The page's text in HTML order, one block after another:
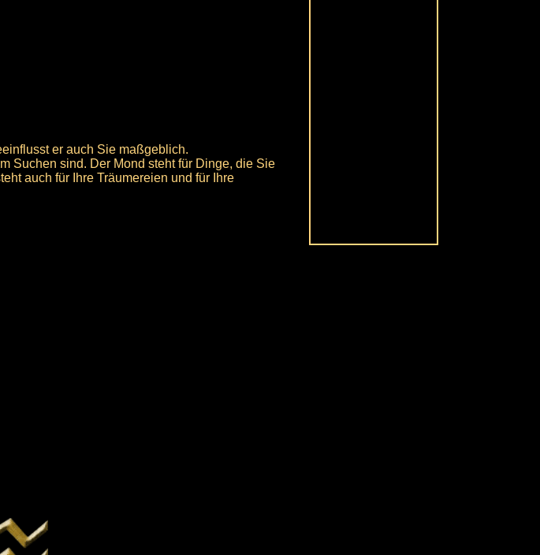
er auch Sie maßgeblich.
Suchen sind. Der Mond steht für Dinge, die Sie
auch für Ihre Träumereien und für Ihre